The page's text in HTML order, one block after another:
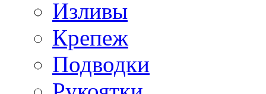
Изливы
Крепеж
Подводки